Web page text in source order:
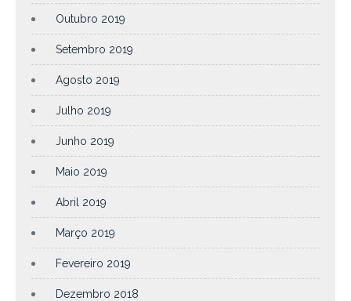
Outubro 2019
Setembro 2019
Agosto 2019
Julho 2019
Junho 2019
Maio 2019
Abril 2019
Março 2019
Fevereiro 2019
Dezembro 2018